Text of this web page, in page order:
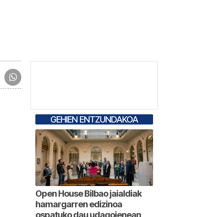
GEHIEN ENTZUNDAKOA
Open House Bilbao jaialdiak
hamargarren edizinoa
ospatuko dau udagoienean